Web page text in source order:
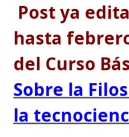
Post ya
hasta
del Curso
Sobre la
la